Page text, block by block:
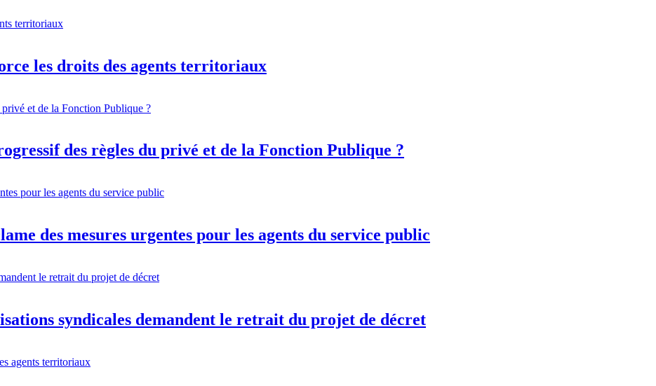
les droits des agents territoriaux
des règles du privé et de la Fonction Publique ?
des mesures urgentes pour les agents du service public
syndicales demandent le retrait du projet de décret